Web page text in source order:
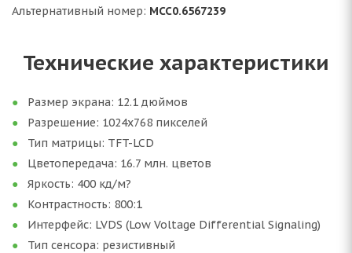
Альтернативный номер: MCC0.6567239
Технические характеристики
Размер экрана: 12.1 дюймов
Разрешение: 1024x768 пикселей
Тип матрицы: TFT-LCD
Цветопередача: 16.7 млн. цветов
Яркость: 400 кд/м?
Контрастность: 800:1
Интерфейс: LVDS (Low Voltage Differential Signaling)
Тип сенсора: резистивный